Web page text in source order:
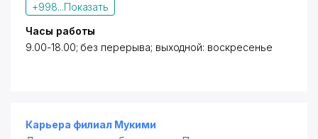
+998...Показать
Часы работы
9.00-18.00; без перерыва; выходной: воскресенье
Карьера филиал Мукими